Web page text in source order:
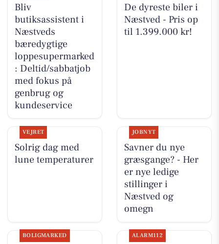
Bliv
butiksassistent i
Næstveds
bæredygtige
loppesupermarked
: Deltid/sabbatjob
med fokus på
genbrug og
kundeservice
De dyreste biler i
Næstved - Pris op
til 1.399.000 kr!
VEJRET
Solrig dag med
lune temperaturer
JOBNYT
Savner du nye
græsgange? - Her
er nye ledige
stillinger i
Næstved og
omegn
BOLIGMARKED ALARM112